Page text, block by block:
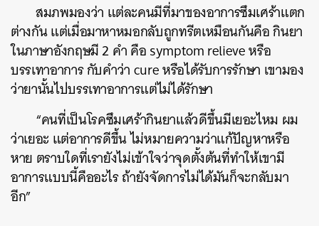
สมภพมองว่า แต่ละคนมีที่มาของอาการซึมเศร้าแตก
ต่างกัน แต่เมื่อมาหาหมอกลับถูกทรีตเหมือนกันคือ กินยา
ในภาษาอังกฤษมี 2 คำ คือ symptom relieve หรือ
บรรเทาอาการ กับคำว่า cure หรือได้รับการรักษา เขามอง
ว่ายานั้นไปบรรเทาอาการแต่ไม่ได้รักษา
“คนที่เป็นโรคซึมเศร้ากินยาแล้วดีขึ้นมีเยอะไหม ผม
ว่าเยอะ แต่อาการดีขึ้น ไม่หมายความว่าแก้ปัญหาหรือ
หาย ตราบใดที่เรายังไม่เข้าใจว่าจุดตั้งต้นที่ทำให้เขามี
อาการแบบนี้คืออะไร ถ้ายังจัดการไม่ได้มันก็จะกลับมา
อีก”